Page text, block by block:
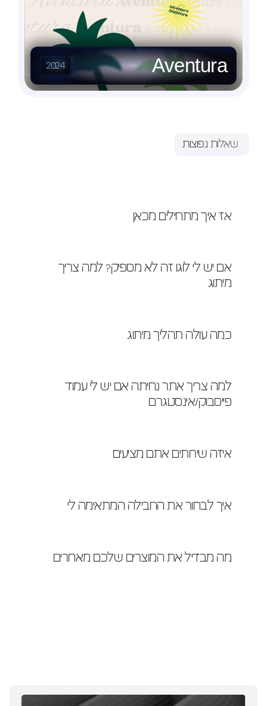
2024 Aventura
אז איך מתחילים מכאן
מיתוג
כמה עולה תהליך מיתוג
פייסבוק/אינסטגרם
איזה שירותים אתם מציעים
איך לבחור את החבילה המתאימה לי
מה מבדיל את המוצרים שלכם מאחרים
שאלות נפוצות